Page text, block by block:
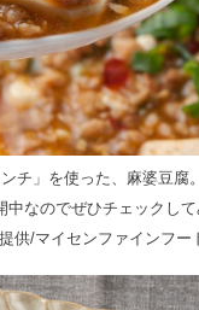
ンチ」を使った、麻婆豆腐
中なのでぜひチェックして
供/マイセンファインフー